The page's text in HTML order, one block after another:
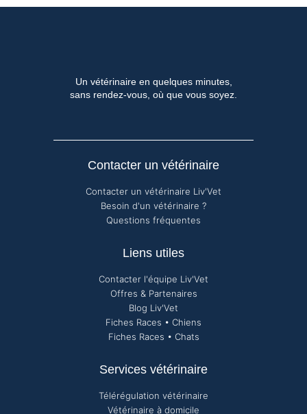
Un vétérinaire en quelques minutes,
sans rendez-vous, où que vous soyez.
Contacter un vétérinaire
Contacter un vétérinaire Liv'Vet
Besoin d'un vétérinaire ?
Questions fréquentes
Liens utiles
Contacter l'équipe Liv'Vet
Offres & Partenaires
Blog Liv'Vet
Fiches Races • Chiens
Fiches Races • Chats
Services vétérinaire
Télérégulation vétérinaire
Vétérinaire à domicile